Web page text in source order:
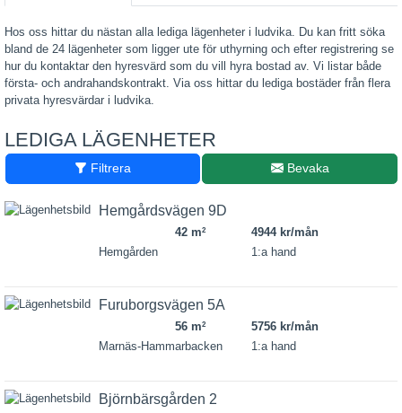
Hos oss hittar du nästan alla lediga lägenheter i ludvika. Du kan fritt söka
bland de 24 lägenheter som ligger ute för uthyrning och efter registrering se
hur du kontaktar den hyresvärd som du vill hyra bostad av. Vi listar både
första- och andrahandskontrakt. Via oss hittar du lediga bostäder från flera
privata hyresvärdar i ludvika.
LEDIGA LÄGENHETER
Filtrera Bevaka
Hemgårdsvägen 9D
42 m2
4944 kr/mån
Hemgården
1:a hand
Furuborgsvägen 5A
56 m2
5756 kr/mån
Marnäs-Hammarbacken
1:a hand
Björnbärsgården 2